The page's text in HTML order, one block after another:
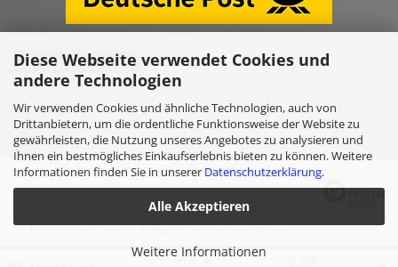
Diese Webseite verwendet Cookies und
andere Technologien
Wir verwenden Cookies und ähnliche Technologien, auch von
Drittanbietern, um die ordentliche Funktionsweise der Website zu
gewährleisten, die Nutzung unseres Angebotes zu analysieren und
Ihnen ein bestmögliches Einkaufserlebnis bieten zu können. Weitere
Informationen finden Sie in unserer Datenschutzerklärung.
Alle Akzeptieren
Weitere Informationen
Vertrag widerrufen
Online Shop erstellenmit Gambio.de © 2026
Ausgewählte Top-Bewertungen für www.kulano.store/de
Noch sind keine Bewertungen vorhanden.